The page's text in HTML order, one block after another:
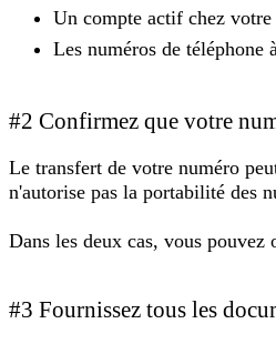
Un compte actif chez
Les numéros de téléphone
#2 Confirmez que votre
Le transfert de votre numéro
n'autorise pas la portabilité des
Dans les deux cas, vous
#3 Fournissez tous les